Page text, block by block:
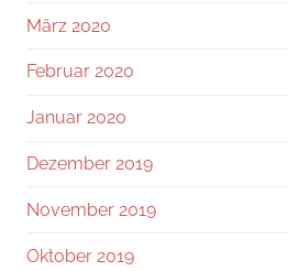
März 2020
Februar 2020
Januar 2020
Dezember 2019
November 2019
Oktober 2019